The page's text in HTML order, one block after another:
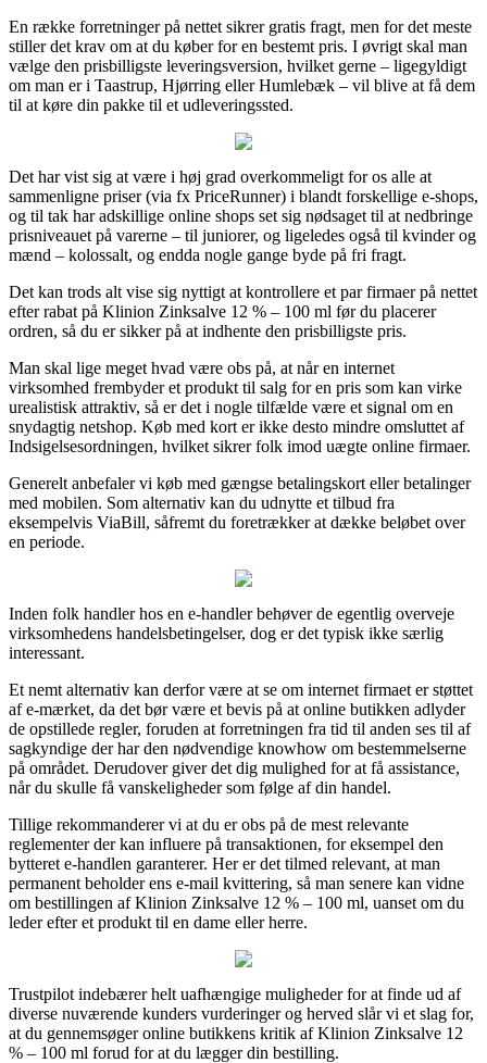
En række forretninger på nettet sikrer gratis fragt, men for det meste
stiller det krav om at du køber for en bestemt pris. I øvrigt skal man
vælge den prisbilligste leveringsversion, hvilket gerne – ligegyldigt
om man er i Taastrup, Hjørring eller Humlebæk – vil blive at få dem
til at køre din pakke til et udleveringssted.
Det har vist sig at være i høj grad overkommeligt for os alle at
sammenligne priser (via fx PriceRunner) i blandt forskellige e-shops,
og til tak har adskillige online shops set sig nødsaget til at nedbringe
prisniveauet på varerne – til juniorer, og ligeledes også til kvinder og
mænd – kolossalt, og endda nogle gange byde på fri fragt.
Det kan trods alt vise sig nyttigt at kontrollere et par firmaer på nettet
efter rabat på Klinion Zinksalve 12 % – 100 ml før du placerer
ordren, så du er sikker på at indhente den prisbilligste pris.
Man skal lige meget hvad være obs på, at når en internet
virksomhed frembyder et produkt til salg for en pris som kan virke
urealistisk attraktiv, så er det i nogle tilfælde være et signal om en
snydagtig netshop. Køb med kort er ikke desto mindre omsluttet af
Indsigelsesordningen, hvilket sikrer folk imod uægte online firmaer.
Generelt anbefaler vi køb med gængse betalingskort eller betalinger
med mobilen. Som alternativ kan du udnytte et tilbud fra
eksempelvis ViaBill, såfremt du foretrækker at dække beløbet over
en periode.
Inden folk handler hos en e-handler behøver de egentlig overveje
virksomhedens handelsbetingelser, dog er det typisk ikke særlig
interessant.
Et nemt alternativ kan derfor være at se om internet firmaet er støttet
af e-mærket, da det bør være et bevis på at online butikken adlyder
de opstillede regler, foruden at forretningen fra tid til anden ses til af
sagkyndige der har den nødvendige knowhow om bestemmelserne
på området. Derudover giver det dig mulighed for at få assistance,
når du skulle få vanskeligheder som følge af din handel.
Tillige rekommanderer vi at du er obs på de mest relevante
reglementer der kan influere på transaktionen, for eksempel den
bytteret e-handlen garanterer. Her er det tilmed relevant, at man
permanent beholder ens e-mail kvittering, så man senere kan vidne
om bestillingen af Klinion Zinksalve 12 % – 100 ml, uanset om du
leder efter et produkt til en dame eller herre.
Trustpilot indebærer helt uafhængige muligheder for at finde ud af
diverse nuværende kunders vurderinger og herved slår vi et slag for,
at du gennemsøger online butikkens kritik af Klinion Zinksalve 12
% – 100 ml forud for at du lægger din bestilling.